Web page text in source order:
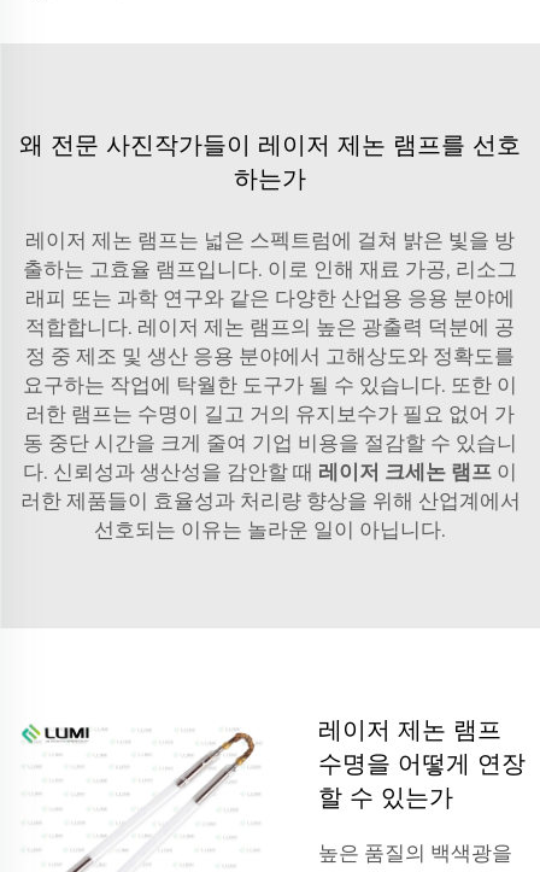
왜 전문 사진작가들이 레이저 제논 램프를 선호
하는가
레이저 제논 램프는 넓은 스펙트럼에 걸쳐 밝은 빛을 방
출하는 고효율 램프입니다. 이로 인해 재료 가공, 리소그
래피 또는 과학 연구와 같은 다양한 산업용 응용 분야에
적합합니다. 레이저 제논 램프의 높은 광출력 덕분에 공
정 중 제조 및 생산 응용 분야에서 고해상도와 정확도를
요구하는 작업에 탁월한 도구가 될 수 있습니다. 또한 이
러한 램프는 수명이 길고 거의 유지보수가 필요 없어 가
동 중단 시간을 크게 줄여 기업 비용을 절감할 수 있습니
다. 신뢰성과 생산성을 감안할 때 레이저 크세논 램프 이
러한 제품들이 효율성과 처리량 향상을 위해 산업계에서
선호되는 이유는 놀라운 일이 아닙니다.
레이저 제논 램프
수명을 어떻게 연장
할 수 있는가
높은 품질의 백색광을